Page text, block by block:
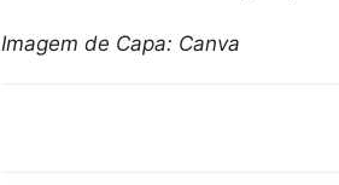
Imagem de Capa: Canva